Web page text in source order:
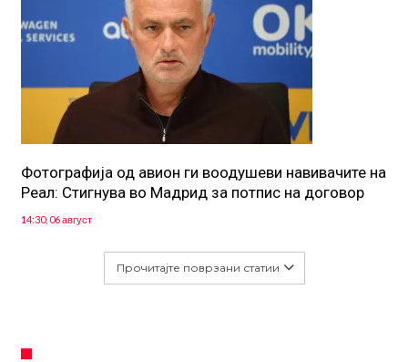
Фотографија од авион ги воодушеви навивачите на
Реал: Стигнува во Мадрид за потпис на договор
14:30, 06 август
Прочитајте поврзани статии